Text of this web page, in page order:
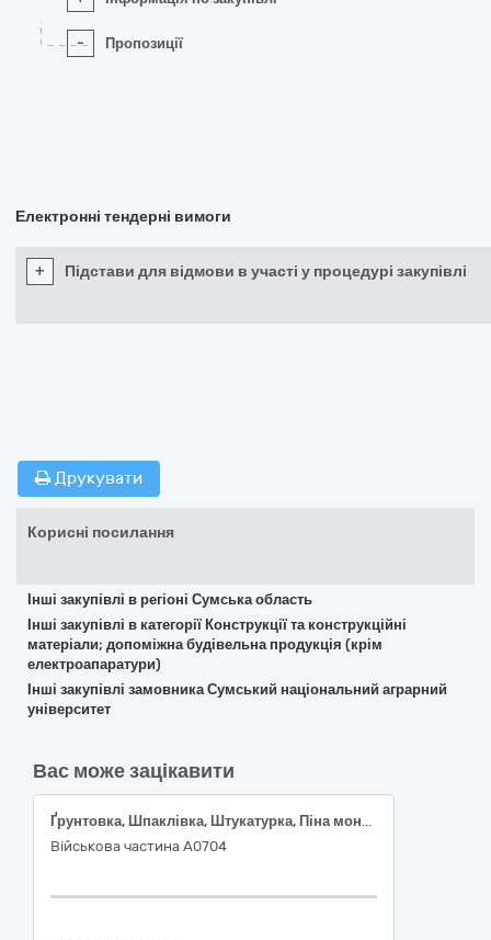
- Пропозиції
Електронні тендерні вимоги
+ Підстави для відмови в участі у процедурі закупівлі
Друкувати
Корисні посилання
Інші закупівлі в регіоні Сумська область
Інші закупівлі в категорії Конструкції та конструкційні
матеріали; допоміжна будівельна продукція (крім
електроапаратури)
Інші закупівлі замовника Сумський національний аграрний
університет
Вас може зацікавити
Ґрунтовка, Шпаклівка, Штукатурка, Піна монтажна
Військова частина А0704